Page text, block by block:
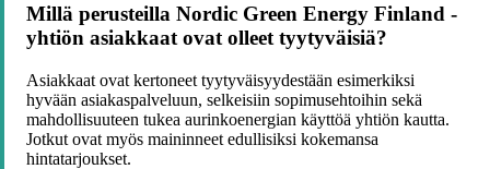
Millä perusteilla Nordic Green Energy Finland -
yhtiön asiakkaat ovat olleet tyytyväisiä?
Asiakkaat ovat kertoneet tyytyväisyydestään esimerkiksi
hyvään asiakaspalveluun, selkeisiin sopimusehtoihin sekä
mahdollisuuteen tukea aurinkoenergian käyttöä yhtiön kautta.
Jotkut ovat myös maininneet edullisiksi kokemansa
hintatarjoukset.